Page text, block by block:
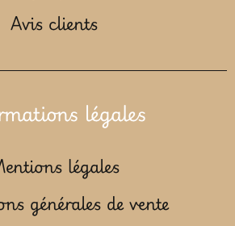
Avis clients
légales
légales
générales de vente